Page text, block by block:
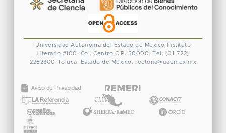
Universidad Autónoma del Estado de México
Instituto
Literario #100. Col. Centro C.P. 50000. Tel. (01-722)
2262300 Toluca, Estado de México. rectoria@uaemex.mx